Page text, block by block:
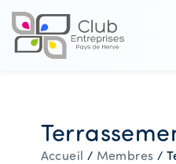
Accueil / Membres /